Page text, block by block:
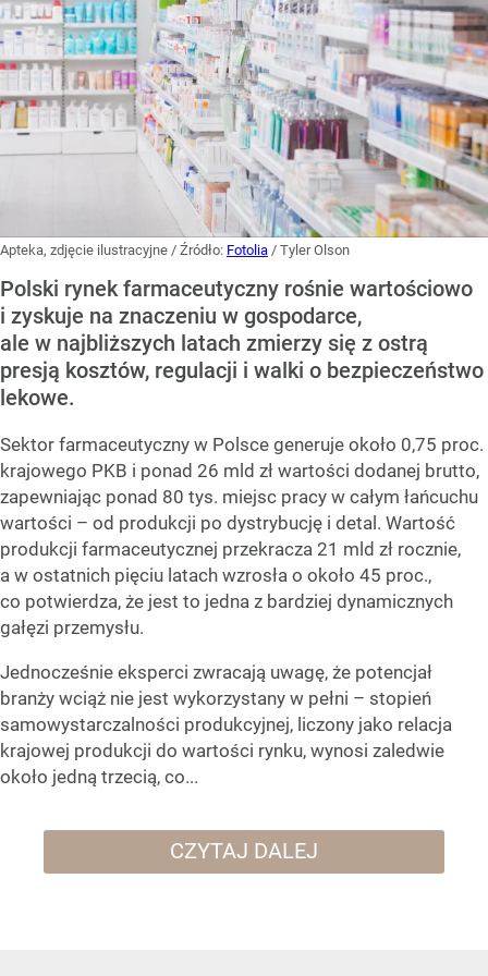
Apteka, zdjęcie ilustracyjne / Źródło: Fotolia / Tyler Olson
Polski rynek farmaceutyczny rośnie wartościowo
i zyskuje na znaczeniu w gospodarce,
ale w najbliższych latach zmierzy się z ostrą
presją kosztów, regulacji i walki o bezpieczeństwo
lekowe.
Sektor farmaceutyczny w Polsce generuje około 0,75 proc.
krajowego PKB i ponad 26 mld zł wartości dodanej brutto,
zapewniając ponad 80 tys. miejsc pracy w całym łańcuchu
wartości – od produkcji po dystrybucję i detal. Wartość
produkcji farmaceutycznej przekracza 21 mld zł rocznie,
a w ostatnich pięciu latach wzrosła o około 45 proc.,
co potwierdza, że jest to jedna z bardziej dynamicznych
gałęzi przemysłu.
Jednocześnie eksperci zwracają uwagę, że potencjał
branży wciąż nie jest wykorzystany w pełni – stopień
samowystarczalności produkcyjnej, liczony jako relacja
krajowej produkcji do wartości rynku, wynosi zaledwie
około jedną trzecią, co...
CZYTAJ DALEJ